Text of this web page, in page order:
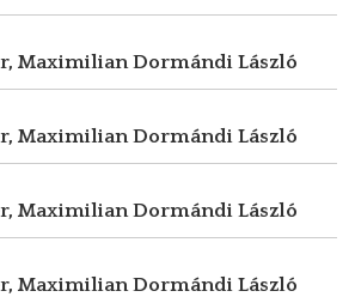
MaximilianDormándi László
MaximilianDormándi László
MaximilianDormándi László
MaximilianDormándi László